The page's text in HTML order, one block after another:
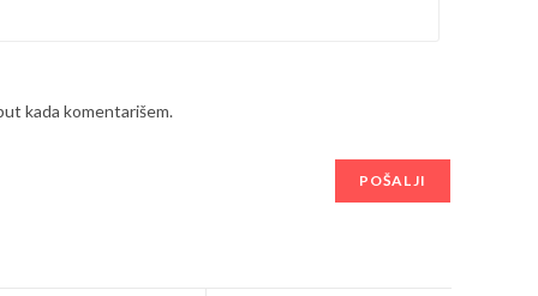
kada komentarišem.